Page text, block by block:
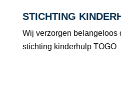
STICHTING
Wij verzorgen belangeloos
stichting kinderhulp TOGO